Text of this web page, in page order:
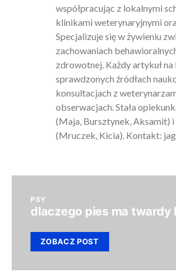
współpracując z lokalnymi
klinikami weterynaryjnymi
Specjalizuje się w żywieniu
zachowaniach
zdrowotnej. Każdy artykuł
sprawdzonych źródłach
konsultacjach z
obserwacjach. Stała
(Maja, Bursztynek, Aksamit)
(Mruczek, Kicia). Kontakt:
PSY
dlaczego pies ma twardy
ZOBACZ POST